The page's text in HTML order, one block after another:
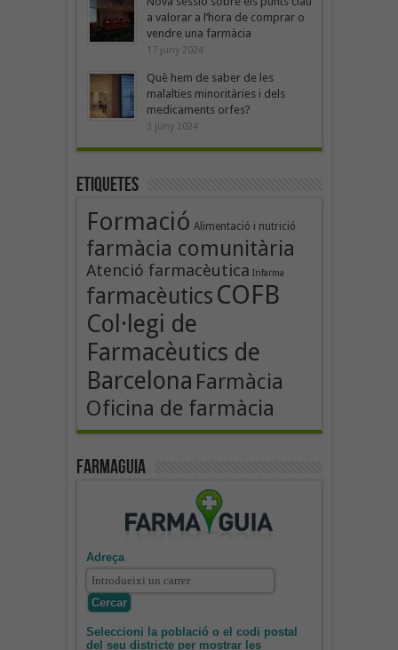
a valorar a l’hora de comprar o
vendre una farmàcia
17 juny 2024
Què hem de saber de les
malalties minoritàries i dels
medicaments orfes?
3 juny 2024
Etiquetes
Formació Alimentació i nutrició
farmàcia comunitària
Atenció farmacèutica Infarma
farmacèutics COFB
Col·legi de
Farmacèutics de
Barcelona Farmàcia
Oficina de farmàcia
Farmaguia
Adreça
Seleccioni la població o el codi postal
del seu districte per mostrar les